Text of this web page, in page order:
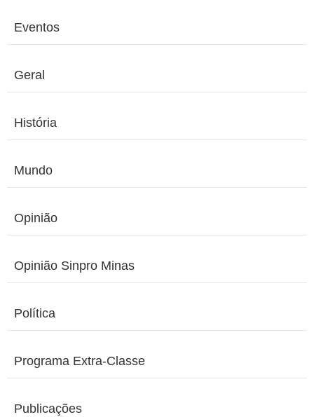
Eventos
Geral
História
Mundo
Opinião
Opinião Sinpro Minas
Política
Programa Extra-Classe
Publicações